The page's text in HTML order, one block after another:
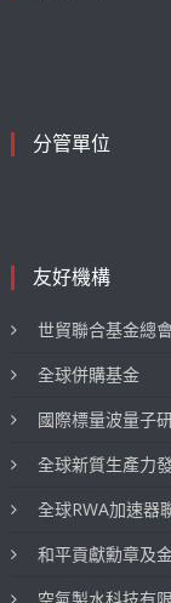
分管單位
友好機構
世貿聯合基金總
全球併購基金
國際標量波量子
全球新質生產力
全球RWA加速器
和平貢獻勳章及